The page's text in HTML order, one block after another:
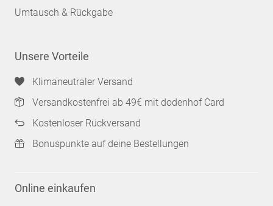
Umtausch & Rückgabe
Unsere Vorteile
Klimaneutraler Versand
Versandkostenfrei ab 49€ mit dodenhof Card
Kostenloser Rückversand
Bonuspunkte auf deine Bestellungen
Online einkaufen